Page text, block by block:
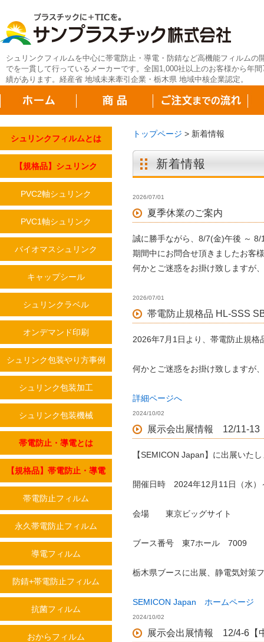
シュリンクフィルムを中心に帯電防止・導電・防錆など高機能フィルムの
でを一貫して行っているメーカーです。全国1,000社以上のお客様から年
績があります。経産省 地域未来牽引企業・栃木県 地域中核企業認定。
シュリンクフィルムとは
【規格品】シュリンク
PVC2軸シュリンク
PVC1軸シュリンク
バイオマスシュリンク
キャップシール
シュリンクラベル
オンデマンド印刷
シュリンク包装やり方事例
シュリンク包装加工
シュリンク包装機械
帯電防止・導電とは
【規格品】帯電防止・導電
帯電防止フィルム
永久帯電防止フィルム
導電フィルム
防錆+帯電防止フィルム
抗菌フィルム
おからフィルム
トップページ > 新着情報
新着情報
2026/07/01
夏季休業のご案内
誠に勝手ながら、8/7(金)午後 ～
期間中にお問合せ頂きましたお客
何かとご迷惑をお掛け致しますが
2026/07/01
帯電防止規格品 HL-SSS
2026年7月1日より、帯電防止規
何かとご迷惑をお掛け致しますが
詳細ページへ
2024/10/02
展示会出展情報 12/11-13
【SEMICON Japan】に出展いた
開催日時 2024年12月11日（水）
会場 東京ビッグサイト
ブース番号 東7ホール 7009
栃木県ブースに出展、静電気対策
SEMICON Japan ホームページ
2024/10/02
展示会出展情報 12/4-6【